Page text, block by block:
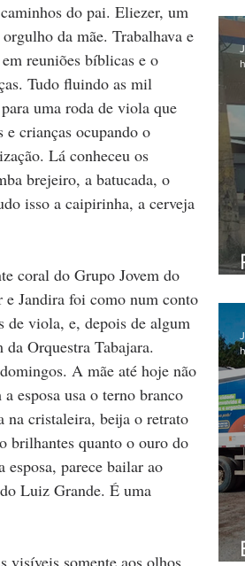
do pai. Eliezer, um
da mãe. Trabalhava e
em reuniões bíblicas e o
Tudo fluindo as mil
uma roda de viola que
crianças ocupando o
Lá conheceu os
brejeiro, a batucada, o
isso a caipirinha, a cerveja
coral do Grupo Jovem do
Jandira foi como num conto
de viola, e, depois de algum
Orquestra Tabajara.
A mãe até hoje não
esposa usa o terno branco
na cristaleira, beija o retrato
brilhantes quanto o ouro do
parece bailar ao
Luiz Grande. É uma
visíveis somente aos olhos